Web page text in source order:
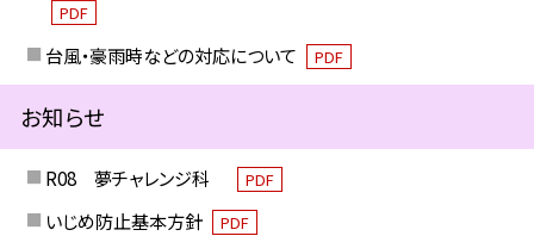
PDF
台風・豪雨時などの対応について PDF
お知らせ
R08 夢チャレンジ科 PDF
いじめ防止基本方針 PDF